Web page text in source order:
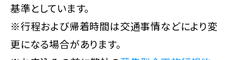
基準としています。
※行程および帰着時間は交通事情などにより変
更になる場合があります。